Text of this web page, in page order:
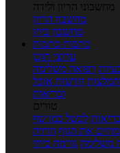
מחשבוני הריון ולידה
מחשבון הריון
מחשבון ביוץ
כתבות כתבות
ערוצי תוכן
רפואה משלימה
חדשות אוכל
ובריאות
טורים
לבשל כמו שף
מזיזים את הגוף הרזיה
משלימה גורמה ביתי